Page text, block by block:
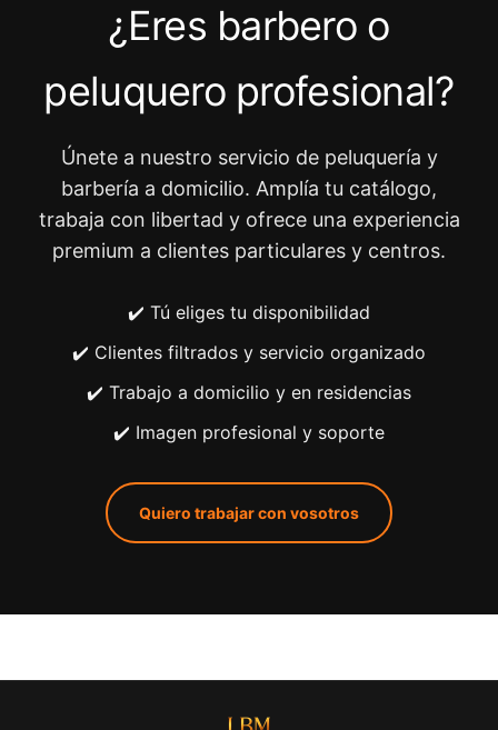
¿Eres barbero o
peluquero profesional?
Únete a nuestro servicio de peluquería y
barbería a domicilio. Amplía tu catálogo,
trabaja con libertad y ofrece una experiencia
premium a clientes particulares y centros.
✔️ Tú eliges tu disponibilidad
✔️ Clientes filtrados y servicio organizado
✔️ Trabajo a domicilio y en residencias
✔️ Imagen profesional y soporte
Quiero trabajar con vosotros